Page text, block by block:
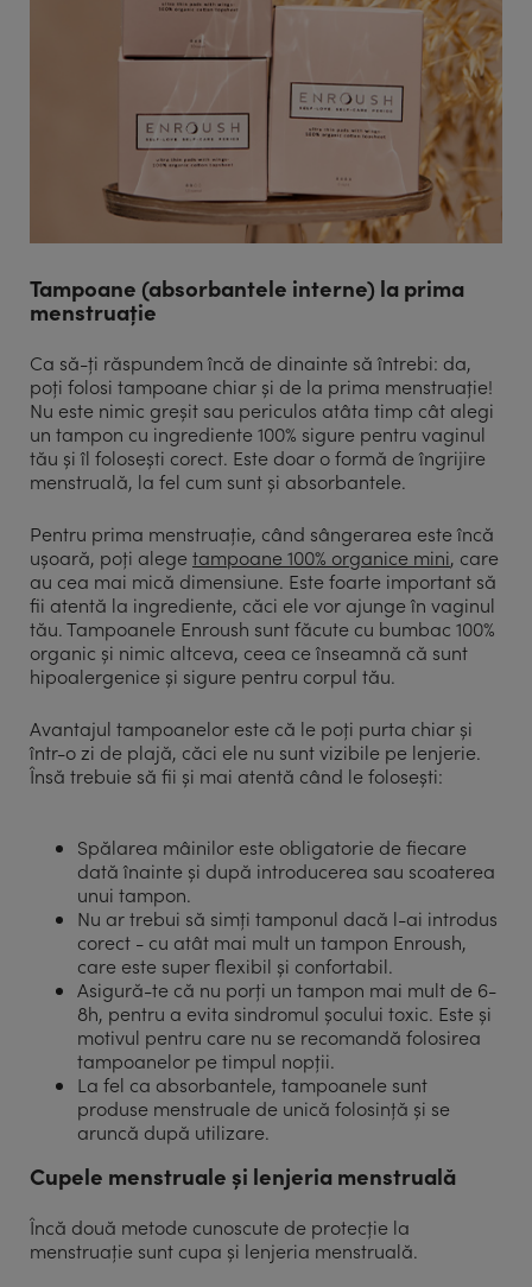
Tampoane (absorbantele interne) la prima
menstruație
Ca să-ți răspundem încă de dinainte să întrebi: da,
poți folosi tampoane chiar și de la prima menstruație!
Nu este nimic greșit sau periculos atâta timp cât alegi
un tampon cu ingrediente 100% sigure pentru vaginul
tău și îl folosești corect. Este doar o formă de îngrijire
menstruală, la fel cum sunt și absorbantele.
Pentru prima menstruație, când sângerarea este încă
ușoară, poți alegetampoane 100% organice mini, care
au cea mai mică dimensiune. Este foarte important să
fii atentă la ingrediente, căci ele vor ajunge în vaginul
tău. Tampoanele Enroush sunt făcute cu bumbac 100%
organic și nimic altceva, ceea ce înseamnă că sunt
hipoalergenice și sigure pentru corpul tău.
Avantajul tampoanelor este că le poți purta chiar și
într-o zi de plajă, căci ele nu sunt vizibile pe lenjerie.
Însă trebuie să fii și mai atentă când le folosești:
Spălarea mâinilor este obligatorie de fiecare
dată înainte și după introducerea sau scoaterea
unui tampon.
Nu ar trebui să simți tamponul dacă l-ai introdus
corect - cu atât mai mult un tampon Enroush,
care este super flexibil și confortabil.
Asigură-te că nu porți un tampon mai mult de 6-
8h, pentru a evita sindromul șocului toxic. Este și
motivul pentru care nu se recomandă folosirea
tampoanelor pe timpul nopții.
La fel ca absorbantele, tampoanele sunt
produse menstruale de unică folosință și se
aruncă după utilizare.
Cupele menstruale și lenjeria menstruală
Încă două metode cunoscute de protecție la
menstruație sunt cupa și lenjeria menstruală.